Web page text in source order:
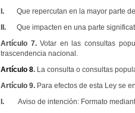
I. Que repercutan en la mayor parte
II. Que impacten en una parte
Artículo 7.Votar en las consultas
trascendencia nacional.
Artículo 8. La consulta o consultas
Artículo 9. Para efectos de esta Ley se
I. Aviso de intención: Formato